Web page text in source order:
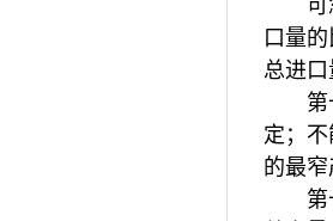
口量
总进口
第十
定；
的最窄
第十